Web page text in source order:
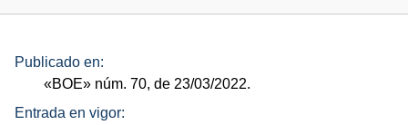
Publicado en:
«BOE» núm. 70, de 23/03/2022.
Entrada en vigor: